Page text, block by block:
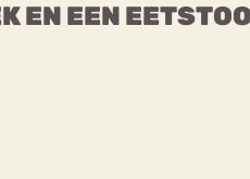
EN EEN